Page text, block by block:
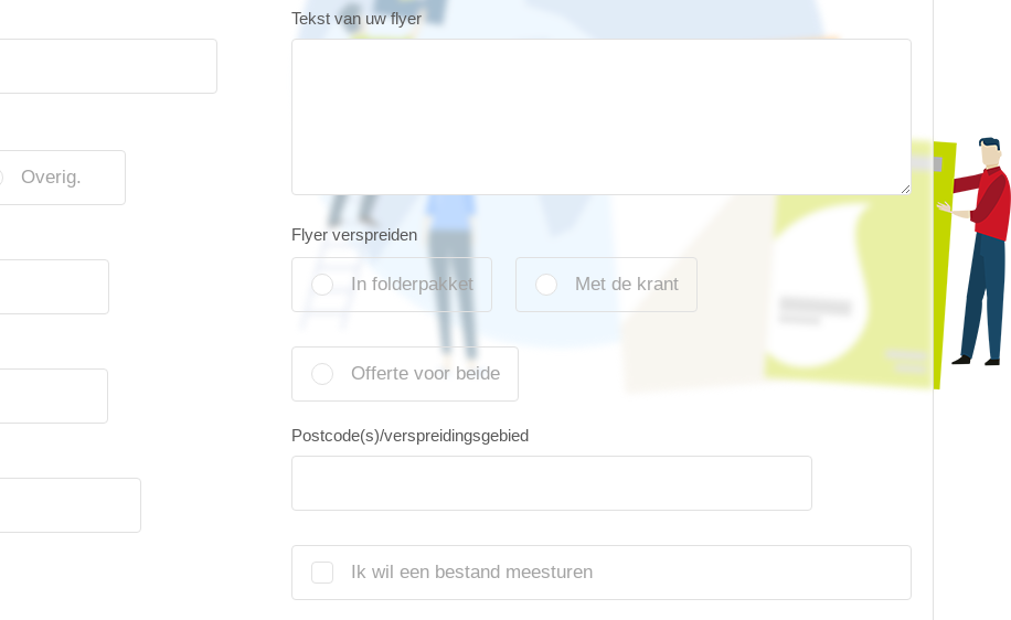
Overig.
Tekst van uw flyer
Flyer verspreiden
In folderpakket Met de krant
Offerte voor beide
Postcode(s)/verspreidingsgebied
Ik wil een bestand meesturen